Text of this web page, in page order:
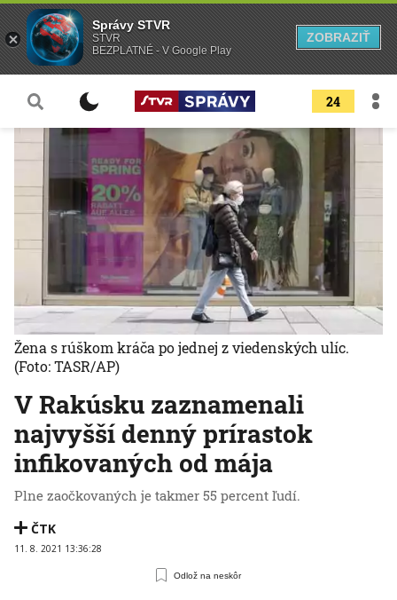
24
V Rakúsku zaznamenali
najvyšší denný prírastok
infikovaných od mája
Plne zaočkovaných je takmer 55 percent ľudí.
ČTK
11. 8. 2021 13:36:28
Odlož na neskôr
Žena s rúškom kráča po jednej z viedenských ulíc.
(Foto: TASR/AP)
Správy STVR
STVR
BEZPLATNÉ - V Google Play
ZOBRAZIŤ